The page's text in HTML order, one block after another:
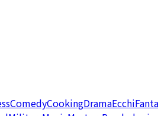
ComedyCookingDramaEcchi